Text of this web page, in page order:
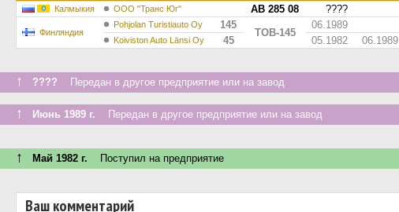
Калмыкия ООО "Транс Юг" АВ 285 08 ????
Финляндия
Pohjolan Turistiauto Oy 145
TOB-145
06.1989
Koiviston Auto Länsi Oy 45 05.1982 06.1989
↑ ???? Передан в другое предприятие или на завод
↑ Июнь 1989 г. Передан в другое предприятие или на завод
↑ Май 1982 г. Поступил на предприятие
Ваш комментарий